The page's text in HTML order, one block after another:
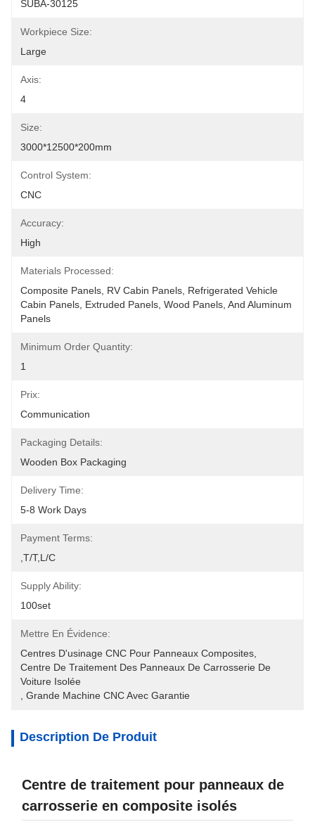
SUBA-30125
Workpiece Size:
Large
Axis:
4
Size:
3000*12500*200mm
Control System:
CNC
Accuracy:
High
Materials Processed:
Composite Panels, RV Cabin Panels, Refrigerated Vehicle
Cabin Panels, Extruded Panels, Wood Panels, And Aluminum
Panels
Minimum Order Quantity:
1
Prix:
Communication
Packaging Details:
Wooden Box Packaging
Delivery Time:
5-8 Work Days
Payment Terms:
,T/T,L/C
Supply Ability:
100set
Mettre En Évidence:
Centres D'usinage CNC Pour Panneaux Composites
Centre De Traitement Des Panneaux De Carrosserie De
Voiture Isolée
Grande Machine CNC Avec Garantie
Description De Produit
Centre de traitement pour panneaux de
carrosserie en composite isolés